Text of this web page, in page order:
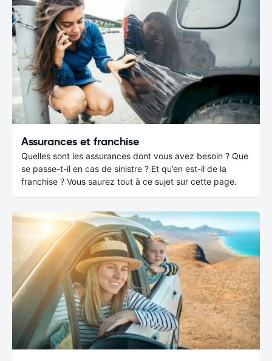
Assurances et franchise
Quelles sont les assurances dont vous avez besoin ? Que
se passe-t-il en cas de sinistre ? Et qu’en est-il de la
franchise ? Vous saurez tout à ce sujet sur cette page.